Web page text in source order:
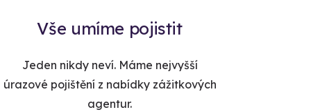
Vše umíme pojistit
Jeden nikdy neví. Máme nejvyšší
úrazové pojištění z nabídky zážitkových
agentur.